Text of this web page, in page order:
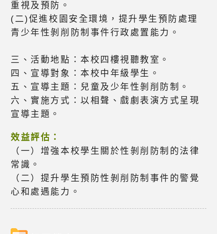
重視及預防。
(二)促進校園安全環境，提升學生預防處理
青少年性剝削防制事件行政處置能力。
三、活動地點：本校四樓視聽教室。
四、宣導對象：本校中年級學生。
五、宣導主題：兒童及少年性剝削防制。
六、實施方式：以相聲、戲劇表演方式呈現
宣導主題。
效益評估：
（一）增強本校學生關於性剝削防制的法律
常識。
（二）提升學生預防性剝削防制事件的警覺
心和處遇能力。